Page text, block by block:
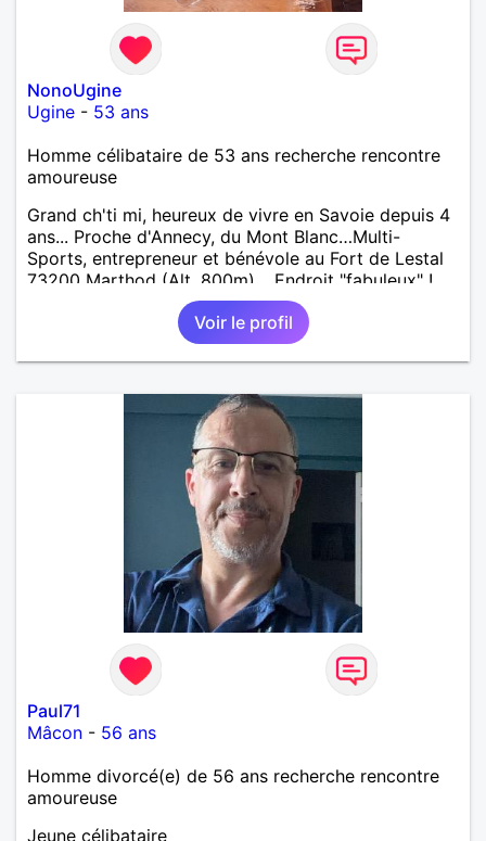
NonoUgine
Ugine - 53 ans
Homme célibataire de 53 ans recherche rencontre
amoureuse
Grand ch'ti mi, heureux de vivre en Savoie depuis 4
ans... Proche d'Annecy, du Mont Blanc…Multi-
Sports, entrepreneur et bénévole au Fort de Lestal
73200 Marthod (Alt. 800m)… Endroit "fabuleux" !…
Enquêtes et tu me trouveras !
Voir le profil
Paul71
Mâcon - 56 ans
Homme divorcé(e) de 56 ans recherche rencontre
amoureuse
Jeune célibataire